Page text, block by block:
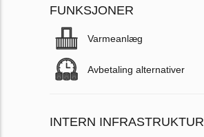
FUNKSJONER
Varmeanlæg
Avbetaling alternativer
INTERN INFRASTRUKTUR